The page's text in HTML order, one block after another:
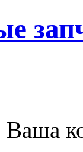
Ваша